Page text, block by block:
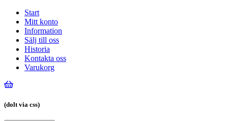
Start
Mitt konto
Information
Sälj till oss
Historia
Kontakta oss
Varukorg
(dolt via css)